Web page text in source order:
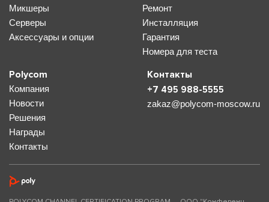
Микшеры
Серверы
Аксессуары и опции
Ремонт
Инсталляция
Гарантия
Номера для теста
Polycom
Компания
Новости
Решения
Награды
Контакты
Контакты
+7 495 988-5555
zakaz@polycom-moscow.ru